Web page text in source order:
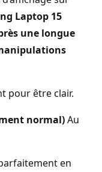
Laptop 15
une longue
pour être clair.
normal)Au
en